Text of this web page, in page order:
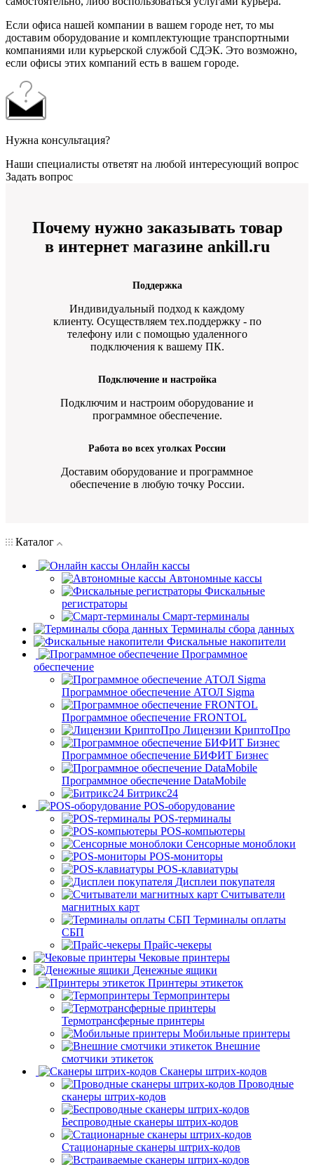
Если офиса нашей компании в вашем городе нет, то мы
доставим оборудование и комплектующие транспортными
компаниями или курьерской службой СДЭК. Это возможно,
если офисы этих компаний есть в вашем городе.
Нужна консультация?
Наши специалисты ответят на любой интересующий вопрос
Задать вопрос
Почему нужно заказывать товар
в интернет магазине ankill.ru
Поддержка
Индивидуальный подход к каждому
клиенту. Осуществляем тех.поддержку - по
телефону или с помощью удаленного
подключения к вашему ПК.
Подключение и настройка
Подключим и настроим оборудование и
программное обеспечение.
Работа во всех уголках России
Доставим оборудование и программное
обеспечение в любую точку России.
Каталог
Онлайн кассы
Автономные кассы
Фискальные
регистраторы
Смарт-терминалы
Терминалы сбора данных
Фискальные накопители
Программное
обеспечение
Программное обеспечение АТОЛ Sigma
Программное обеспечение FRONTOL
Лицензии КриптоПро
Программное обеспечение БИФИТ Бизнес
Программное обеспечение DataMobile
Битрикс24
POS-оборудование
POS-терминалы
POS-компьютеры
Сенсорные моноблоки
POS-мониторы
POS-клавиатуры
Дисплеи покупателя
Считыватели
магнитных карт
Терминалы оплаты
СБП
Прайс-чекеры
Чековые принтеры
Денежные ящики
Принтеры этикеток
Термопринтеры
Термотрансферные принтеры
Мобильные принтеры
Внешние
смотчики этикеток
Сканеры штрих-кодов
Проводные
сканеры штрих-кодов
Беспроводные сканеры штрих-кодов
Стационарные сканеры штрих-кодов